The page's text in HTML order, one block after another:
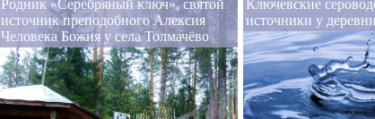
Родник «Серебряный ключ», святой
источник преподобного Алексия
Человека Божия у села Толмачёво
Ключевские
источники у